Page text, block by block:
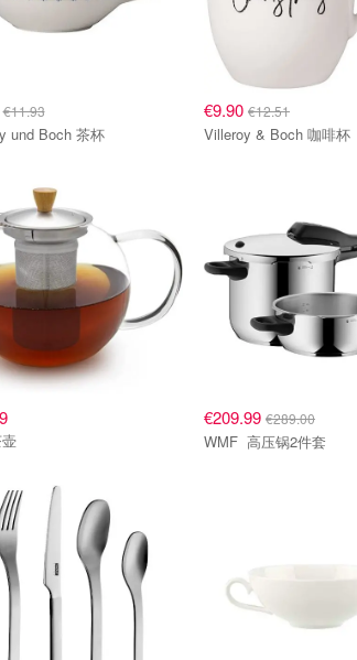
€11.93
und Boch 茶杯
€9.90 €12.51
Villeroy & Boch 咖啡杯
€209.99 €289.00
WMF 高压锅2件套